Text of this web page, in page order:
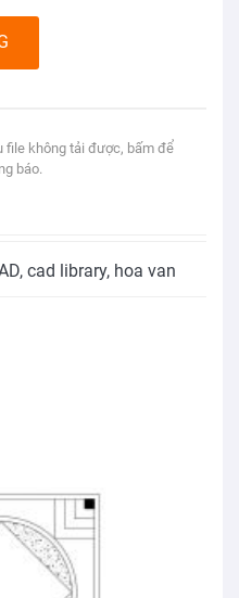
file không tải được, bấm để
báo.
, cad library, hoa van